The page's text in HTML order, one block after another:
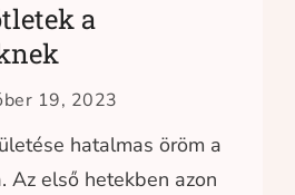
a
19, 2023
hatalmas öröm a
Az első hetekben azon